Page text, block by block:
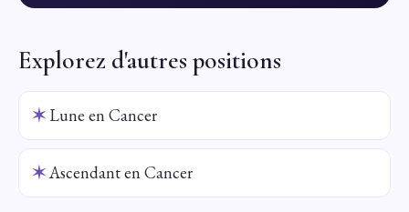
Explorez d'autres positions
✶ Lune en Cancer
✶Ascendant en Cancer